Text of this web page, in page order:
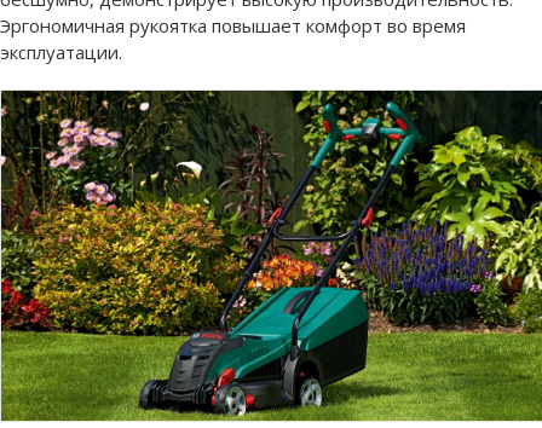
Эргономичная рукоятка повышает комфорт во время
эксплуатации.